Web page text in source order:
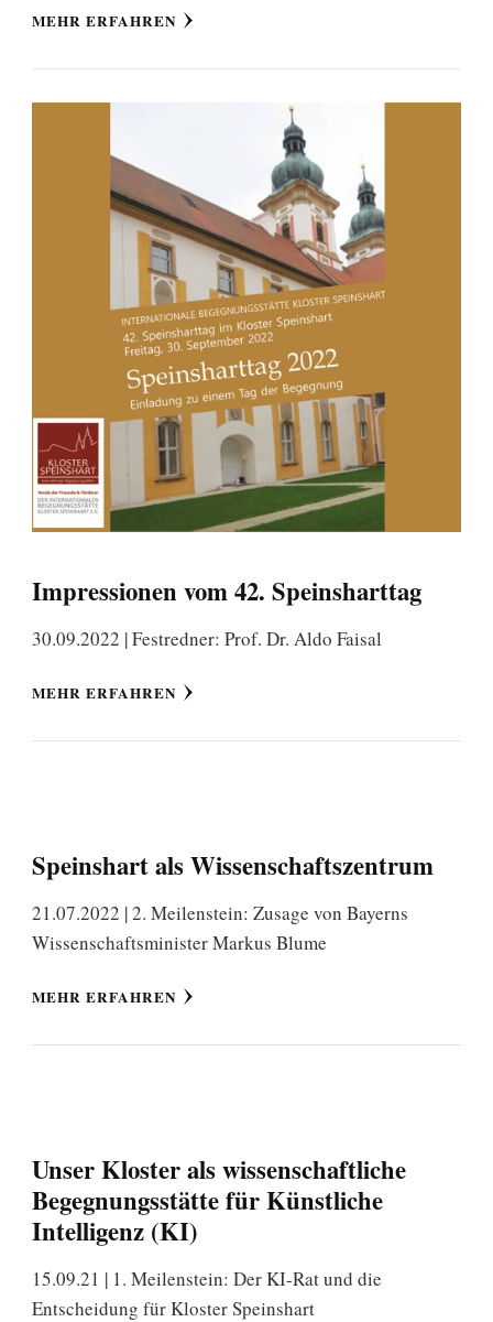
MEHR ERFAHREN
Impressionen vom 42. Speinsharttag
30.09.2022 | Festredner: Prof. Dr. Aldo Faisal
MEHR ERFAHREN
Speinshart als Wissenschaftszentrum
21.07.2022 | 2. Meilenstein: Zusage von Bayerns
Wissenschaftsminister Markus Blume
MEHR ERFAHREN
Unser Kloster als wissenschaftliche
Begegnungsstätte für Künstliche
Intelligenz (KI)
15.09.21 | 1. Meilenstein: Der KI-Rat und die
Entscheidung für Kloster Speinshart